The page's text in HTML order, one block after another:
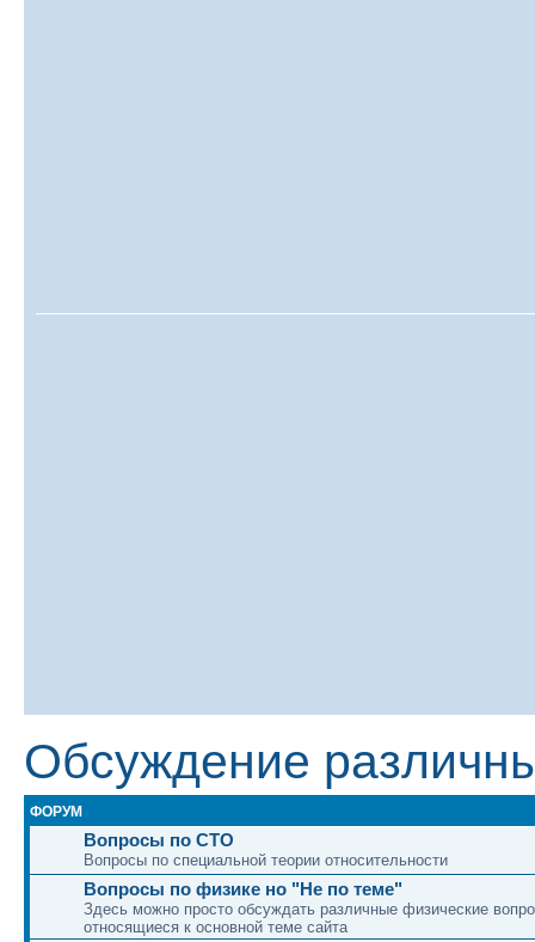
Обсуждение
ФОРУМ
Вопросы по СТО
Вопросы по специальной теории относительности
Вопросы по физике но "Не по теме"
Здесь можно просто обсуждать различные физические
относящиеся к основной теме сайта